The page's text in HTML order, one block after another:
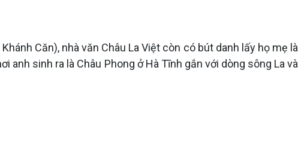
Căn), nhà văn Châu La Việt còn có bút danh lấy họ mẹ là
anh sinh ra là Châu Phong ở Hà Tĩnh gắn với dòng sông La và